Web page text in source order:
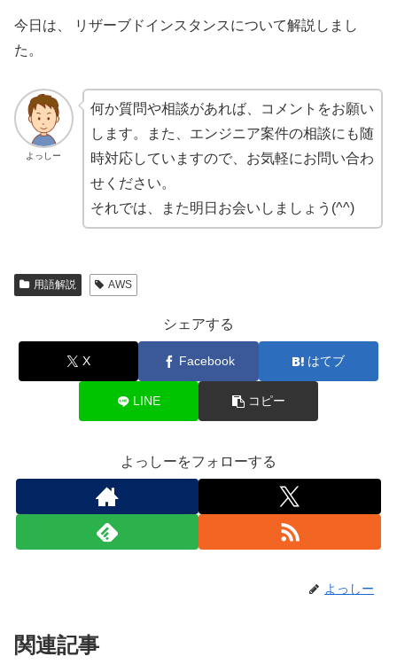
今日は、 リザーブドインスタンスについて解説しまし
た。
よっしー
何か質問や相談があれば、コメントをお願い
します。また、エンジニア案件の相談にも随
時対応していますので、お気軽にお問い合わ
せください。
それでは、また明日お会いしましょう(^^)
用語解説 AWS
シェアする
X Facebook はてブ
LINE コピー
よっしーをフォローする
よっしー
関連記事